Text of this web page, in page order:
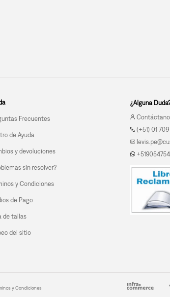
Frecuentes
de Ayuda
y devoluciones
sin resolver?
y Condiciones
de Pago
de tallas
del sitio
¿Alguna
(+51) 01
y Condiciones